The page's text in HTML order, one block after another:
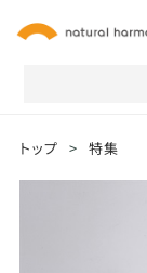
トップ > 特集